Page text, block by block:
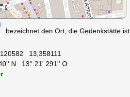
bezeichnet den Ort, die Gedenkstätte ist
13,358111
N 13° 21' 291'' O